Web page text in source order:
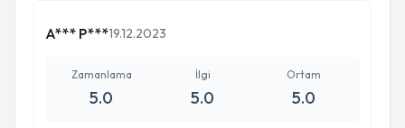
A*** P***19.12.2023
Zamanlama
5.0
İlgi
5.0
Ortam
5.0